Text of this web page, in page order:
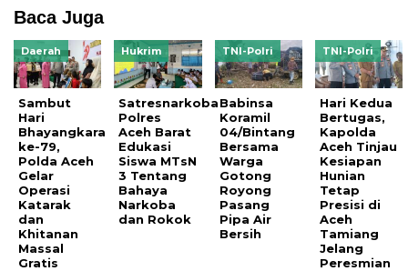
Baca Juga
Daerah
Sambut
Hari
Bhayangkara
ke-79,
Polda Aceh
Gelar
Operasi
Katarak
dan
Khitanan
Massal
Gratis
Hukrim
Satresnarkoba
Polres
Aceh Barat
Edukasi
Siswa MTsN
3 Tentang
Bahaya
Narkoba
dan Rokok
TNI-Polri
Babinsa
Koramil
04/Bintang
Bersama
Warga
Gotong
Royong
Pasang
Pipa Air
Bersih
TNI-Polri
Hari Kedua
Bertugas,
Kapolda
Aceh Tinjau
Kesiapan
Hunian
Tetap
Presisi di
Aceh
Tamiang
Jelang
Peresmian